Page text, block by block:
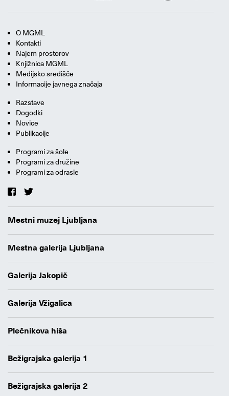
O MGML
Kontakti
Najem prostorov
Knjižnica MGML
Medijsko središče
Informacije javnega značaja
Razstave
Dogodki
Novice
Publikacije
Programi za šole
Programi za družine
Programi za odrasle
Mestni muzej Ljubljana
Mestna galerija Ljubljana
Galerija Jakopič
Galerija Vžigalica
Plečnikova hiša
Bežigrajska galerija 1
Bežigrajska galerija 2